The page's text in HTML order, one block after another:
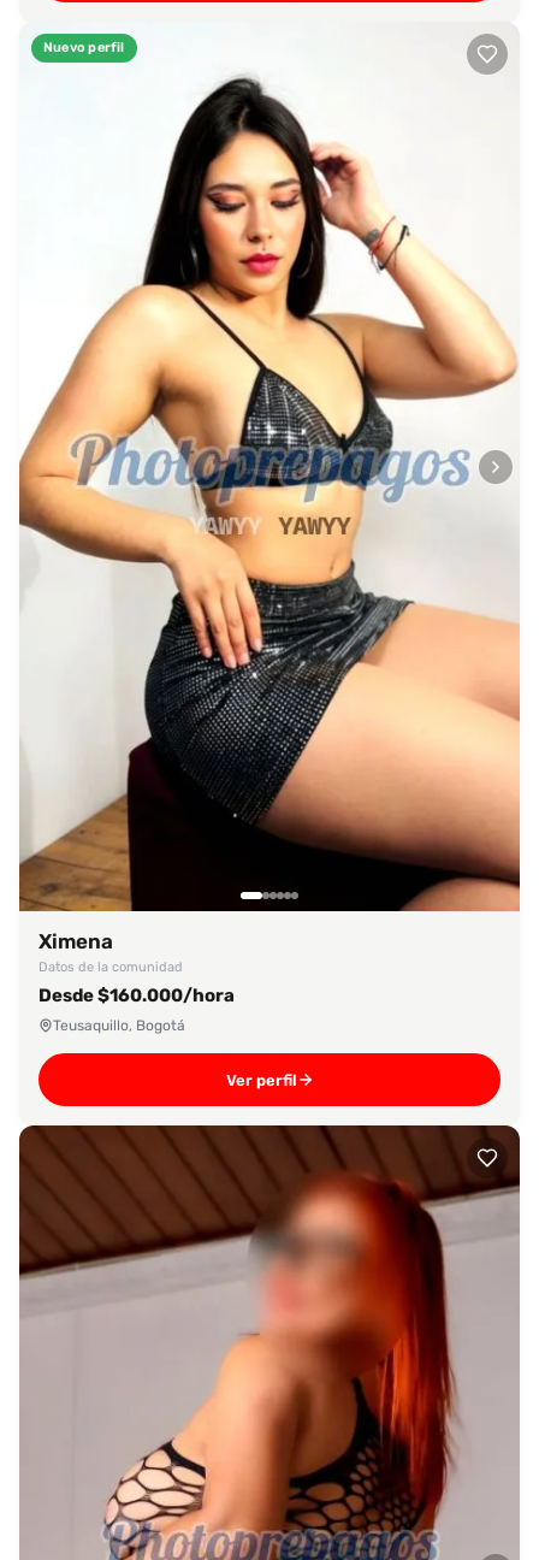
Nuevo perfil
Ximena
Datos de la comunidad
Desde $160.000/hora
Teusaquillo, Bogotá
Ver perfil